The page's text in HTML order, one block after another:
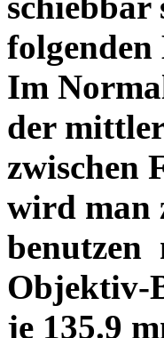
Im
der
zwischen
wird man
benutzen
Objektiv-
je 135.9